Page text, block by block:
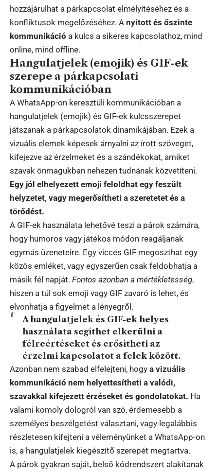
hozzájárulhat a párkapcsolat elmélyítéséhez és a
konfliktusok megelőzéséhez. A nyitott és őszinte
kommunikáció a kulcs a sikeres kapcsolathoz, mind
online, mind offline.
Hangulatjelek (emojik) és GIF-ek
szerepe a párkapcsolati
kommunikációban
A WhatsApp-on keresztüli kommunikációban a
hangulatjelek (emojik) és GIF-ek kulcsszerepet
játszanak a párkapcsolatok dinamikájában. Ezek a
vizuális elemek képesek árnyalni az írott szöveget,
kifejezve az érzelmeket és a szándékokat, amiket
szavak önmagukban nehezen tudnának közvetíteni.
Egy jól elhelyezett emoji feloldhat egy feszült
helyzetet, vagy megerősítheti a szeretetet és a
törődést.
A GIF-ek használata lehetővé teszi a párok számára,
hogy humoros vagy játékos módon reagáljanak
egymás üzeneteire. Egy vicces GIF megoszthat egy
közös emléket, vagy egyszerűen csak feldobhatja a
másik fél napját. Fontos azonban a mértékletesség,
hiszen a túl sok emoji vagy GIF zavaró is lehet, és
elvonhatja a figyelmet a lényegről.
A hangulatjelek és GIF-ek helyes
használata segíthet elkerülni a
félreértéseket és erősítheti az
érzelmi kapcsolatot a felek között.
Azonban nem szabad elfelejteni, hogy a vizuális
kommunikáció nem helyettesítheti a valódi,
szavakkal kifejezett érzéseket és gondolatokat. Ha
valami komoly dologról van szó, érdemesebb a
személyes beszélgetést választani, vagy legalábbis
részletesen kifejteni a véleményünket a WhatsApp-on
is, a hangulatjelek kiegészítő szerepét megtartva.
A párok gyakran saját, belső kódrendszert alakítanak